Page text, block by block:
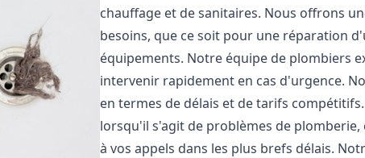
chauffage et de sanitaires. Nous offrons
besoins, que ce soit pour une réparation
équipements. Notre équipe de plombiers
intervenir rapidement en cas d'urgence.
en termes de délais et de tarifs
lorsqu'il s'agit de problèmes de
à vos appels dans les plus brefs délais.